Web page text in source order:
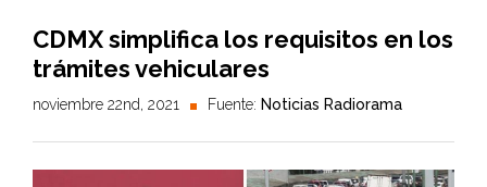
CDMX simplifica los requisitos en los
trámites vehiculares
noviembre 22nd, 2021 Fuente: Noticias Radiorama